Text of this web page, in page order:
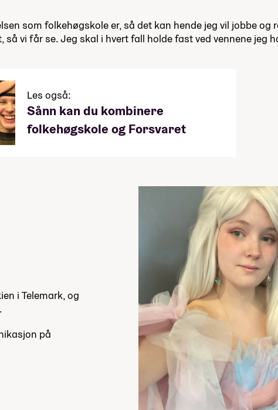
som folkehøgskole er, så det kan hende jeg vil jobbe og
vi får se. Jeg skal i hvert fall holde fast ved vennene jeg
Les også:
Sånn kan du kombinere
folkehøgskole og Forsvaret
i Telemark, og
.
på